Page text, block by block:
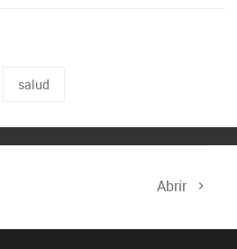
salud
Abrir